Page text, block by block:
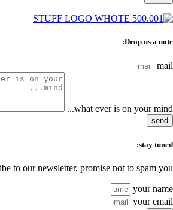
Drop us a note:
mail
what ever is on your mind...
send
stay tuned:
to our newsletter, promise not to spam you :)
your name
your email